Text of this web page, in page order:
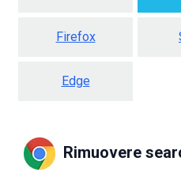
Firefox
Edge
Rimuovere